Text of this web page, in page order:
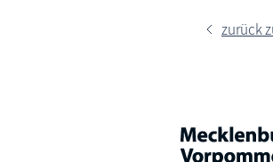
zurück